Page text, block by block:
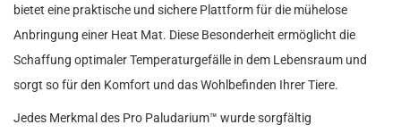
bietet eine praktische und sichere Plattform für die mühelose
Anbringung einer Heat Mat. Diese Besonderheit ermöglicht die
Schaffung optimaler Temperaturgefälle in dem Lebensraum und
sorgt so für den Komfort und das Wohlbefinden Ihrer Tiere.
Jedes Merkmal des Pro Paludarium™ wurde sorgfältig